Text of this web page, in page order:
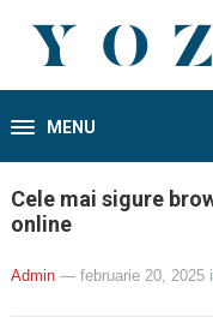
MENU
Cele mai sigure
online
Admin — februarie 20, 2025